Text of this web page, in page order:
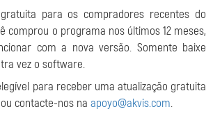
para os compradores recentes do
comprou o programa nos últimos 12 meses,
com a nova versão. Somente baixe
vez o software.
para receber uma atualização gratuita
ou contacte-nos na apoyo@akvis.com.